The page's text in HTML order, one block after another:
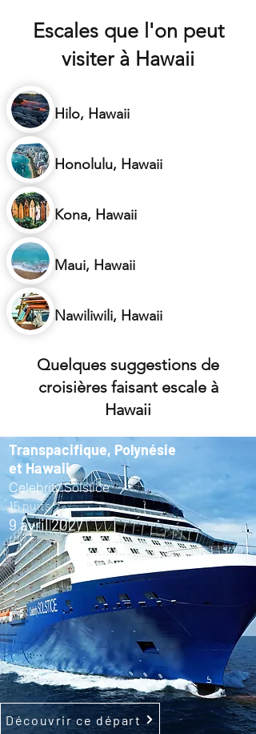
Escales que l'on peut
visiter à Hawaii
Hilo, Hawaii
Honolulu, Hawaii
Kona, Hawaii
Maui, Hawaii
Nawiliwili, Hawaii
Quelques suggestions de
croisières faisant escale à
Hawaii
Transpacifique, Polynésie
et Hawaii
Celebrity Solstice
15 nuits
9 avril 2027
Découvrir ce départ